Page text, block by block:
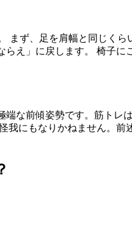
まず、足を肩幅と同じく
え」に戻します。 椅子に
な前傾姿勢です。筋トレ
にもなりかねません。前